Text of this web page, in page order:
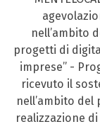
nell’ambito
progetti di
imprese” -
ricevuto il
nell’ambito del
realizzazione